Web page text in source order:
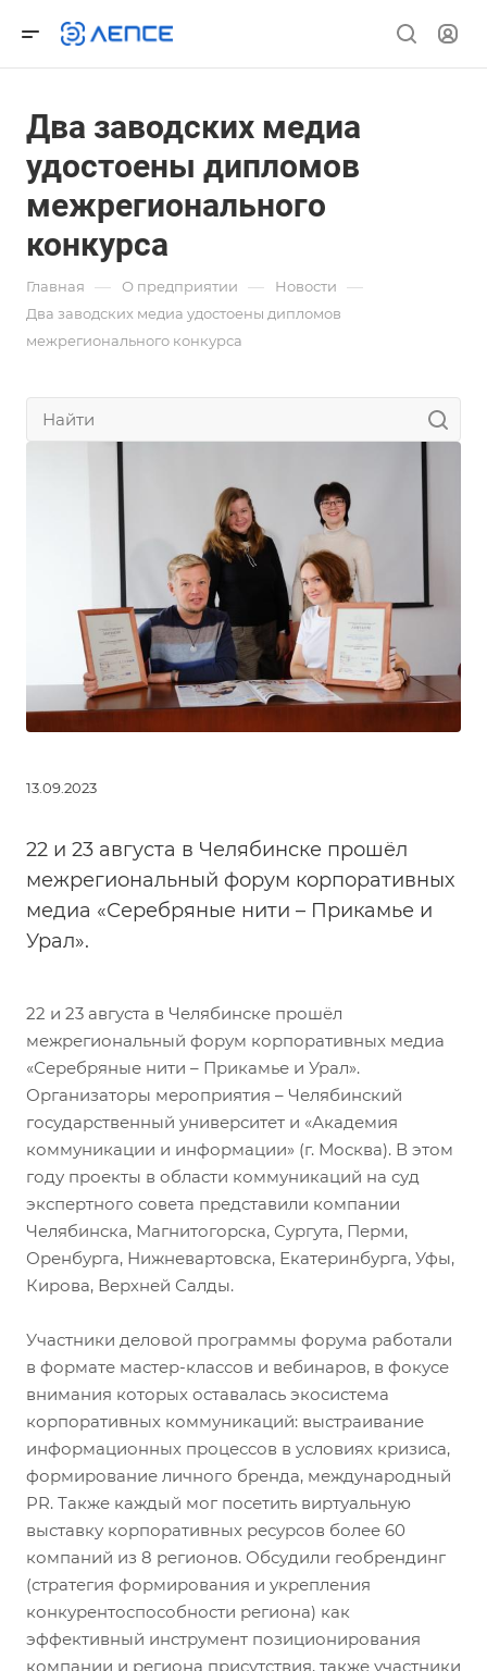
Два заводских медиа
удостоены дипломов
межрегионального
конкурса
Главная — О предприятии — Новости —
Два заводских медиа удостоены дипломов
межрегионального конкурса
13.09.2023
22 и 23 августа в Челябинске прошёл
межрегиональный форум корпоративных
медиа «Серебряные нити – Прикамье и
Урал».
22 и 23 августа в Челябинске прошёл
межрегиональный форум корпоративных медиа
«Серебряные нити – Прикамье и Урал».
Организаторы мероприятия – Челябинский
государственный университет и «Академия
коммуникации и информации» (г. Москва). В этом
году проекты в области коммуникаций на суд
экспертного совета представили компании
Челябинска, Магнитогорска, Сургута, Перми,
Оренбурга, Нижневартовска, Екатеринбурга, Уфы,
Кирова, Верхней Салды.
Участники деловой программы форума работали
в формате мастер-классов и вебинаров, в фокусе
внимания которых оставалась экосистема
корпоративных коммуникаций: выстраивание
информационных процессов в условиях кризиса,
формирование личного бренда, международный
PR. Также каждый мог посетить виртуальную
выставку корпоративных ресурсов более 60
компаний из 8 регионов. Обсудили геобрендинг
(стратегия формирования и укрепления
конкурентоспособности региона) как
эффективный инструмент позиционирования
компании и региона присутствия, также участники